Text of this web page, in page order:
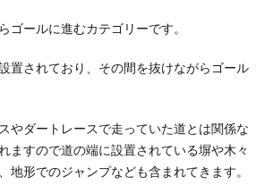
ゴールに進むカテゴリーです。
置されており、その間を抜けながらゴール
やダートレースで走っていた道とは関係な
ますので道の端に設置されている塀や木々
地形でのジャンプなども含まれてきます。